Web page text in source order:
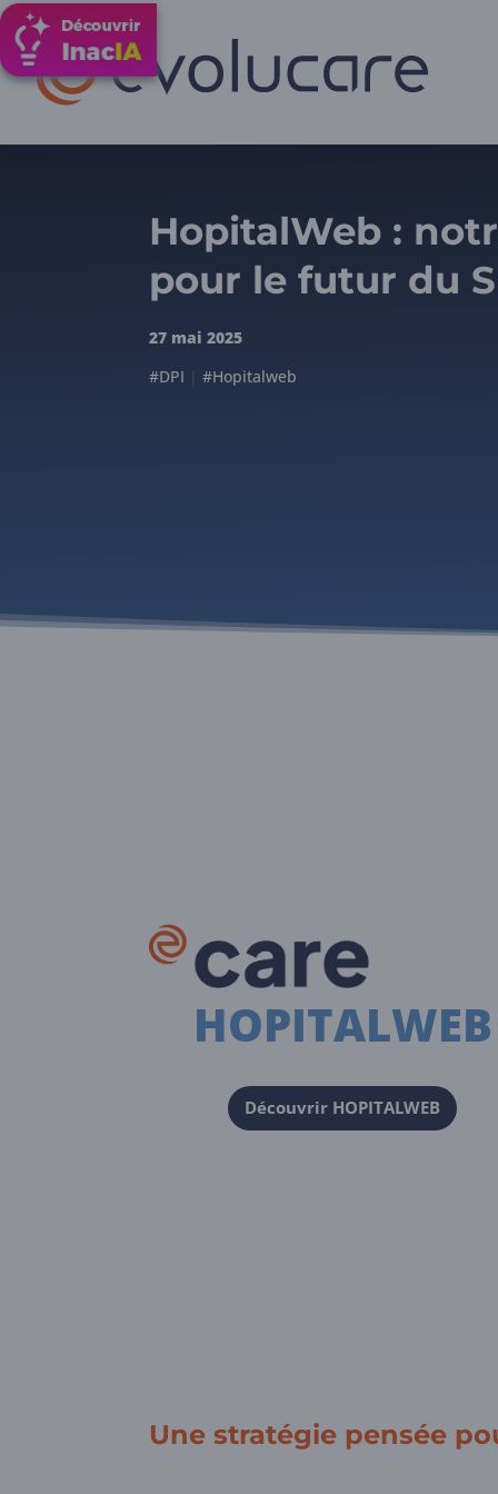
HopitalWeb :
pour le futur du
27 mai 2025
#DPI |#Hopitalweb
HOPITALWEB
Découvrir HOPITALWEB
Une stratégie pensée